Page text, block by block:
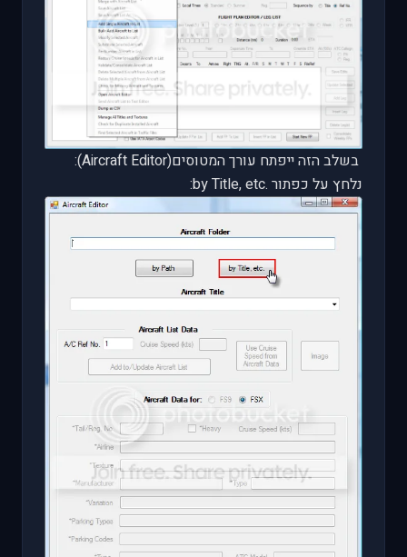
בשלב הזה ייפתח עורך המטוסים(Aircraft Editor
):
נלחץ על כפתור by Title, etc.
: